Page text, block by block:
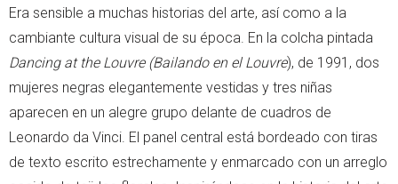
Era sensible a muchas historias del arte, así como a la
cambiante cultura visual de su época. En la colcha pintada
Dancing at the Louvre (Bailando en el Louvre), de 1991, dos
mujeres negras elegantemente vestidas y tres niñas
aparecen en un alegre grupo delante de cuadros de
Leonardo da Vinci. El panel central está bordeado con tiras
de texto escrito estrechamente y enmarcado con un arreglo